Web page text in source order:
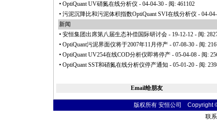
• OptiQuant UV硝氮在线分析仪 - 04-04-30 - 阅: 461102
• 污泥沉降比和污泥体积指数OptiQuant SVI在线分析仪 - 04-
新闻
• 安恒集团出席第八届生态补偿国际研讨会 - 19-12-12 - 阅:
• OptiQuant污泥界面仪将于2007年11月停产 - 07-08-30 - 阅:
• OptiQuant UV254在线COD分析仪即将停产 - 05-04-08 - 阅:
• OptiQuant SST和硝氮在线分析仪停产通知 - 05-01-20 - 阅:
Email给朋友
版权所有 安恒公司 Copyright
联